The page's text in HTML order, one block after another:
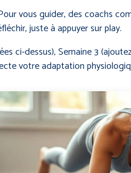
vous guider, des coachs
juste à appuyer sur play.
ci-dessus), Semaine 3
votre adaptation